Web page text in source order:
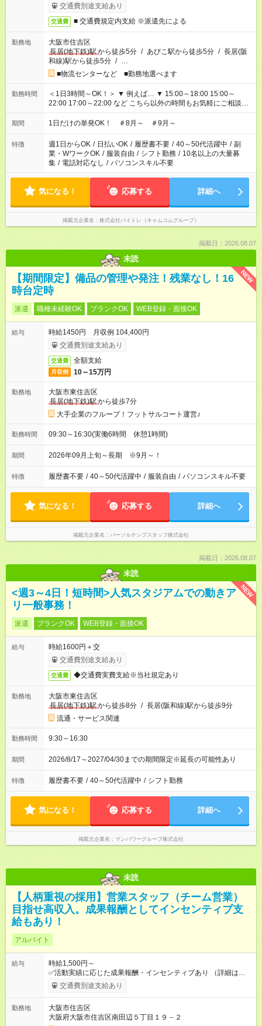
交通費別途支給あり
交通費 ■ 交通費規定内支給 ※派遣先による
勤務地
大阪市住吉区
長居(地下鉄)駅から徒歩5分 / あびこ駅から徒歩5分 / 長居(阪
和線)駅から徒歩5分 / …
■物流センターなど ■勤務地選べます
勤務時間
＜1日3時間～OK！＞ ▼ 例えば… ▼ 15:00～18:00 15:00～
22:00 17:00～22:00 など こちら以外の時間もお気軽にご相談く
ださい！
期間 1日だけの単発OK！ ＃8月～ ＃9月～
特徴 週1日からOK / 日払いOK / 履歴書不要 / 40～50代活躍中 / 副
業・WワークOK / 服装自由 / シフト勤務 / 10名以上の大量募
集 / 電話対応なし / パソコンスキル不要
気になる！ 応募する 詳細へ
掲載元企業名 株式会社バイトレ（キャムコムグループ）
掲載日：2026.08.07
未読
NEW
【期間限定】備品の管理や発注！残業なし！16
時台定時
派遣 職種未経験OK ブランクOK WEB登録・面接OK
給与
時給1450円 月収例 104,400円
交通費別途支給あり
交通費 全額支給
月収例 10～15万円
勤務地
大阪市東住吉区
長居(地下鉄)駅から徒歩7分
大手企業のフループ！フットサルコート運営♪
勤務時間 09:30～16:30(実働6時間 休憩1時間)
期間 2026年09月上旬～長期 ※9月～！
特徴 履歴書不要 / 40～50代活躍中 / 服装自由 / パソコンスキル不要
気になる！ 応募する 詳細へ
掲載元企業名 パーソルテンプスタッフ株式会社
掲載日：2026.08.07
未読
NEW
<週3～4日！短時間>人気スタジアムでの動きア
リ一般事務！
派遣 ブランクOK WEB登録・面接OK
給与
時給1600円＋交
交通費別途支給あり
交通費 ◆交通費実費支給※当社規定あり
勤務地
大阪市東住吉区
長居(地下鉄)駅から徒歩8分 / 長居(阪和線)駅から徒歩9分
流通・サービス関連
勤務時間 9:30～16:30
期間 2026/8/17～2027/04/30までの期間限定※延長の可能性あり
特徴 履歴書不要 / 40～50代活躍中 / シフト勤務
気になる！ 応募する 詳細へ
掲載元企業名 マンパワーグループ株式会社
未読
【人柄重視の採用】営業スタッフ（チーム営業）
目指せ高収入。成果報酬としてインセンティブ支
給もあり！
アルバイト
給与
時給1,500円～
✅活動実績に応じた成果報酬・インセンティブあり （詳細は面
交通費別途支給あり
勤務地
大阪市住吉区
大阪府大阪市住吉区南田辺５丁目１９－２